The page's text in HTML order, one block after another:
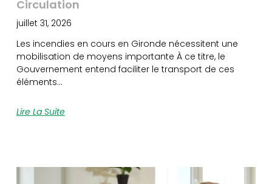
Circulation
juillet 31, 2026
Les incendies en cours en Gironde nécessitent une
mobilisation de moyens importante À ce titre, le
Gouvernement entend faciliter le transport de ces
éléments…
Lire La Suite